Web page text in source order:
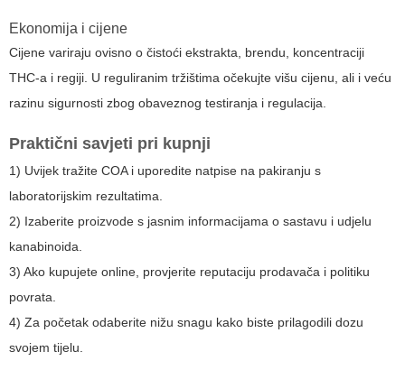
Ekonomija i cijene
Cijene variraju ovisno o čistoći ekstrakta, brendu, koncentraciji
THC-a i regiji. U reguliranim tržištima očekujte višu cijenu, ali i veću
razinu sigurnosti zbog obaveznog testiranja i regulacija.
Praktični savjeti pri kupnji
1) Uvijek tražite COA i uporedite natpise na pakiranju s
laboratorijskim rezultatima.
2) Izaberite proizvode s jasnim informacijama o sastavu i udjelu
kanabinoida.
3) Ako kupujete online, provjerite reputaciju prodavača i politiku
povrata.
4) Za početak odaberite nižu snagu kako biste prilagodili dozu
svojem tijelu.